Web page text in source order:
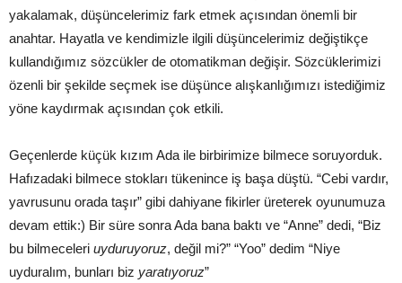
yakalamak, düşüncelerimiz fark etmek açısından önemli bir
anahtar. Hayatla ve kendimizle ilgili düşüncelerimiz değiştikçe
kullandığımız sözcükler de otomatikman değişir. Sözcüklerimizi
özenli bir şekilde seçmek ise düşünce alışkanlığımızı istediğimiz
yöne kaydırmak açısından çok etkili.
Geçenlerde küçük kızım Ada ile birbirimize bilmece soruyorduk.
Hafızadaki bilmece stokları tükenince iş başa düştü. “Cebi vardır,
yavrusunu orada taşır” gibi dahiyane fikirler üreterek oyunumuza
devam ettik:) Bir süre sonra Ada bana baktı ve “Anne” dedi, “Biz
bu bilmeceleri uyduruyoruz, değil mi?” “Yoo” dedim “Niye
uyduralım, bunları biz yaratıyoruz”